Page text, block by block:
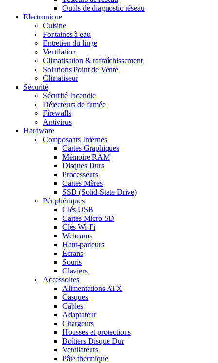
Outils de diagnostic réseau
Electronique
Cuisine
Fontaines à eau
Entretien du linge
Ventilation
Climatisation & rafraîchissement
Solutions Point de Vente
Climatiseur
Sécurité
Sécurité Incendie
Détecteurs de fumée
Firewalls
Antivirus
Hardware
Composants Internes
Cartes Graphiques
Mémoire RAM
Disques Durs
Processeurs
Cartes Mères
SSD (Solid-State Drive)
Périphériques
Clés USB
Cartes Micro SD
Clés Wi-Fi
Webcams
Haut-parleurs
Écrans
Souris
Claviers
Accessoires
Alimentations ATX
Casques
Câbles
Adaptateur
Chargeurs
Housses et protections
Boîtiers Disque Dur
Ventilateurs
Pâte thermique